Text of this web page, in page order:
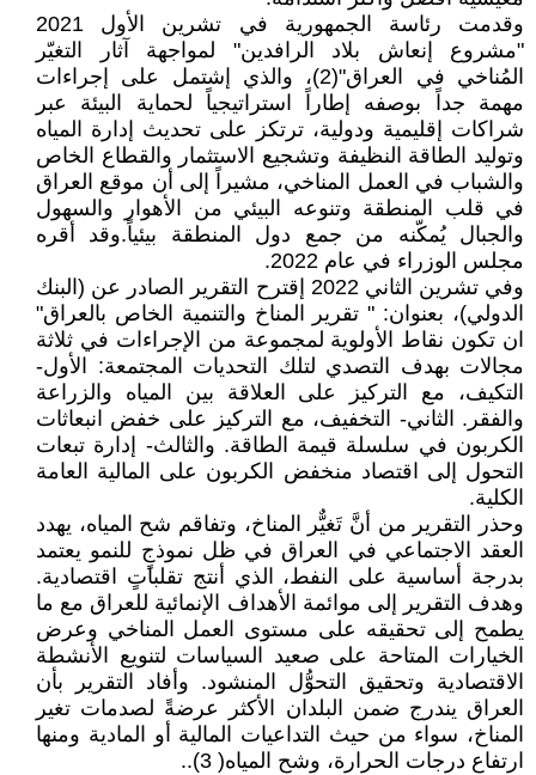
وقدمت رئاسة الجمهورية في تشرين الأول 2021
"مشروع إنعاش بلاد الرافدين" لمواجهة آثار التغيّر
المُناخي في العراق"(2)، والذي إشتمل على إجراءات
مهمة جداً بوصفه إطاراً استراتيجياً لحماية البيئة عبر
شراكات إقليمية ودولية، ترتكز على تحديث إدارة المياه
وتوليد الطاقة النظيفة وتشجيع الاستثمار والقطاع الخاص
والشباب في العمل المناخي، مشيراً إلى أن موقع العراق
في قلب المنطقة وتنوعه البيئي من الأهوار والسهول
والجبال يُمكّنه من جمع دول المنطقة بيئياً.وقد أقره
مجلس الوزراء في عام 2022.
وفي تشرين الثاني 2022 إقترح التقرير الصادر عن (البنك
الدولي)، بعنوان: " تقرير المناخ والتنمية الخاص بالعراق"
ان تكون نقاط الأولوية لمجموعة من الإجراءات في ثلاثة
مجالات بهدف التصدي لتلك التحديات المجتمعة: الأول-
التكيف، مع التركيز على العلاقة بين المياه والزراعة
والفقر. الثاني- التخفيف، مع التركيز على خفض انبعاثات
الكربون في سلسلة قيمة الطاقة. والثالث- إدارة تبعات
التحول إلى اقتصاد منخفض الكربون على المالية العامة
الكلية.
وحذر التقرير من أنَّ تَغيٌّر المناخ، وتفاقم شح المياه، يهدد
العقد الاجتماعي في العراق في ظل نموذجٍ للنمو يعتمد
بدرجة أساسية على النفط، الذي أنتج تقلباتٍ اقتصادية.
وهدف التقرير إلى موائمة الأهداف الإنمائية للعراق مع ما
يطمح إلى تحقيقه على مستوى العمل المناخي وعرض
الخيارات المتاحة على صعيد السياسات لتنويع الأنشطة
الاقتصادية وتحقيق التحوُّل المنشود. وأفاد التقرير بأن
العراق يندرج ضمن البلدان الأكثر عرضةً لصدمات تغير
المناخ، سواء من حيث التداعيات المالية أو المادية ومنها
ارتفاع درجات الحرارة، وشح المياه( 3)..